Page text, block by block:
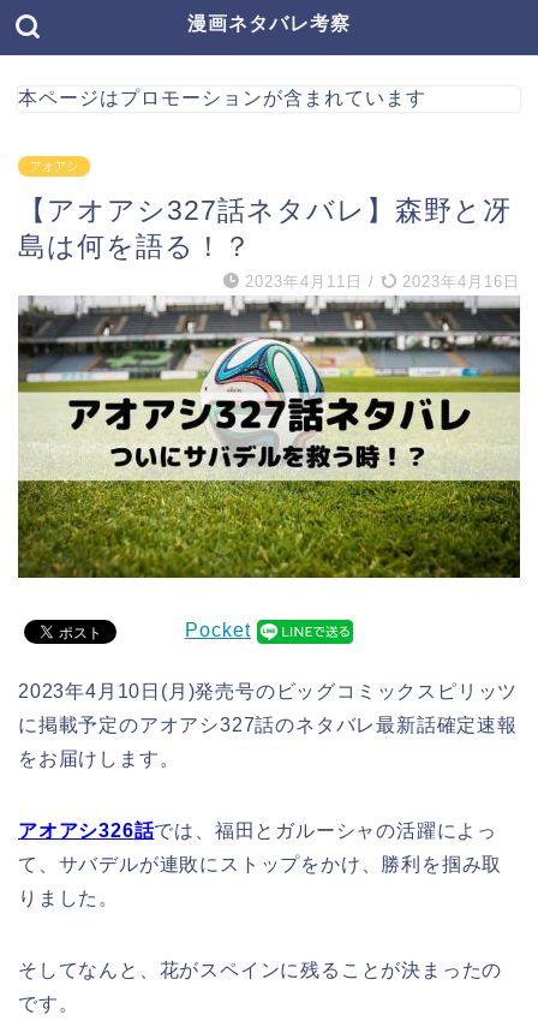
漫画ネタバレ考察
本ページはプロモーションが含まれています
アオアシ
【アオアシ327話ネタバレ】森野と冴
島は何を語る！？
2023年4月11日 / 2023年4月16日
Pocket
2023年4月10日(月)発売号のビッグコミックスピリッツ
に掲載予定のアオアシ327話のネタバレ最新話確定速報
をお届けします。
アオアシ326話では、福田とガルーシャの活躍によっ
て、サバデルが連敗にストップをかけ、勝利を掴み取
りました。
そしてなんと、花がスペインに残ることが決まったの
です。